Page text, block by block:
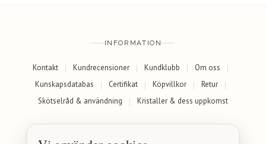
INFORMATION
Kontakt Kundrecensioner Kundklubb
Om oss
Kunskapsdatabas
Certifikat Köpvillkor
Retur
Skötselråd & användning
Kristaller & dess uppkomst